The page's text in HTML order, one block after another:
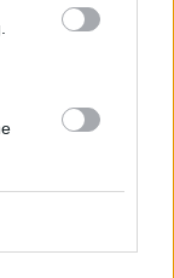
Prima sport k
televizi, ©